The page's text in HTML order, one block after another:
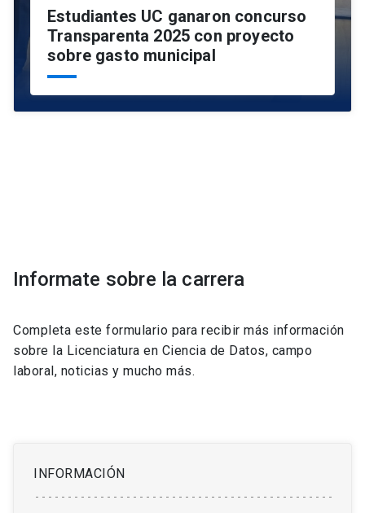
Estudiantes UC ganaron concurso
Transparenta 2025 con proyecto
sobre gasto municipal
Informate sobre la carrera
Completa este formulario para recibir más información
sobre la Licenciatura en Ciencia de Datos, campo
laboral, noticias y mucho más.
INFORMACIÓN